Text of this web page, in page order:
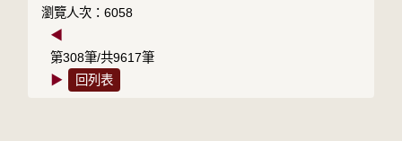
瀏覽人次：6058
◀
第308筆/共9617筆
▶
回列表